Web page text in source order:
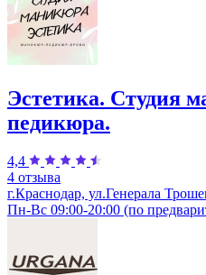
Эстетика. Студия
педикюра.
4,4
4 отзыва
г.Краснодар, ул.Генерала
Пн-Вс 09:00-20:00 (по